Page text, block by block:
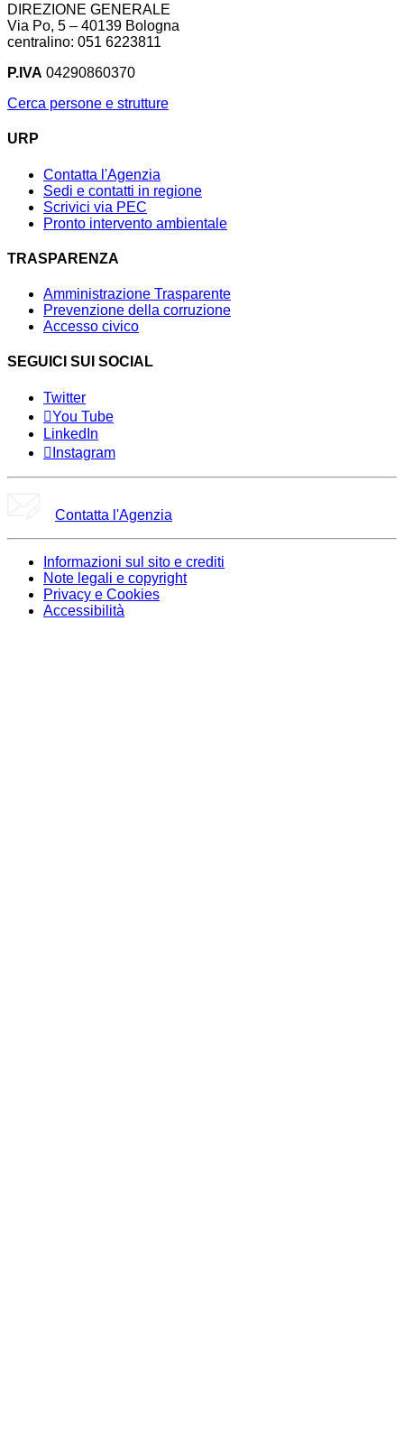
DIREZIONE GENERALE
Via Po, 5 – 40139 Bologna
centralino: 051 6223811
P.IVA 04290860370
Cerca persone e strutture
URP
Contatta l'Agenzia
Sedi e contatti in regione
Scrivici via PEC
Pronto intervento ambientale
TRASPARENZA
Amministrazione Trasparente
Prevenzione della corruzione
Accesso civico
SEGUICI SUI SOCIAL
Twitter
You Tube
LinkedIn
Instagram
Contatta l'Agenzia
Informazioni sul sito e crediti
Note legali e copyright
Privacy e Cookies
Accessibilità